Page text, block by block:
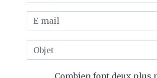
Combien font deux plus